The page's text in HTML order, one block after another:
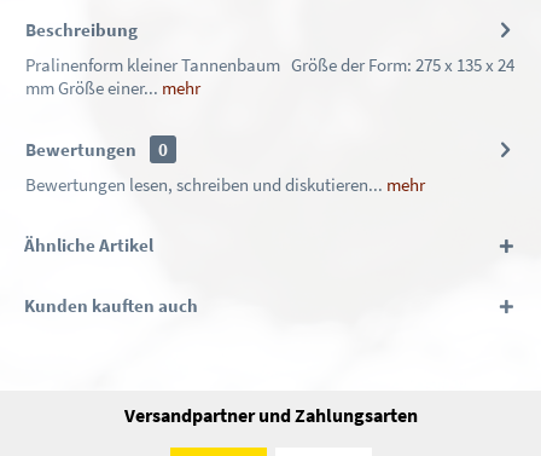
Beschreibung
Pralinenform kleiner Tannenbaum Größe der Form: 275 x 135 x 24
mm Größe einer... mehr
Bewertungen
0
Bewertungen lesen, schreiben und diskutieren... mehr
Ähnliche Artikel
Kunden kauften auch
Versandpartner und Zahlungsarten